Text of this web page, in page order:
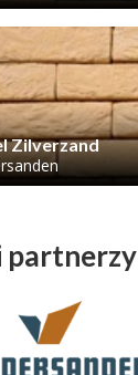
Zilverzand
partnerzy